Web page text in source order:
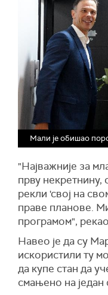
Мали је обишао
"Најважније за
прву некретнину,
рекли 'свој на
праве планове.
програмом",
Навео је да су
искористили ту
да купе стан да
смањено на један